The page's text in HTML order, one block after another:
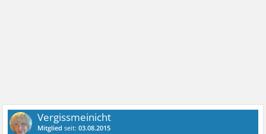
Vergissmeinicht
Mitglied seit:03.08.2015